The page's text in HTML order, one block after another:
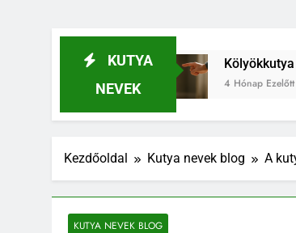
KUTYA
NEVEK
Kölyökkutya nevelési
4 Hónap Ezelőtt
Kezdőoldal Kutya nevek blog A
KUTYA NEVEK BLOG